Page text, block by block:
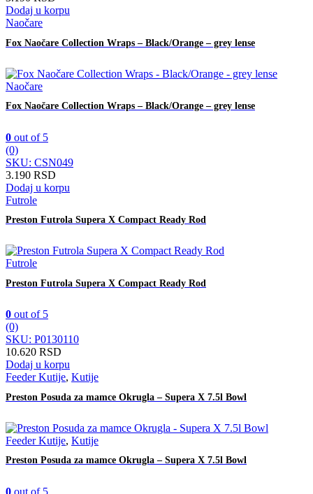
Dodaj u korpu
Naočare
Fox Naočare Collection Wraps – Black/Orange – grey lense
Naočare
Fox Naočare Collection Wraps – Black/Orange – grey lense
0 out of 5
(0)
SKU: CSN049
3.190 RSD
Dodaj u korpu
Futrole
Preston Futrola Supera X Compact Ready Rod
Futrole
Preston Futrola Supera X Compact Ready Rod
0 out of 5
(0)
SKU: P0130110
10.620 RSD
Dodaj u korpu
Feeder Kutije, Kutije
Preston Posuda za mamce Okrugla – Supera X 7.5l Bowl
Feeder Kutije, Kutije
Preston Posuda za mamce Okrugla – Supera X 7.5l Bowl
0 out of 5